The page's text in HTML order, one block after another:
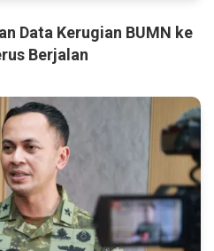
Data Kerugian BUMN ke
Berjalan